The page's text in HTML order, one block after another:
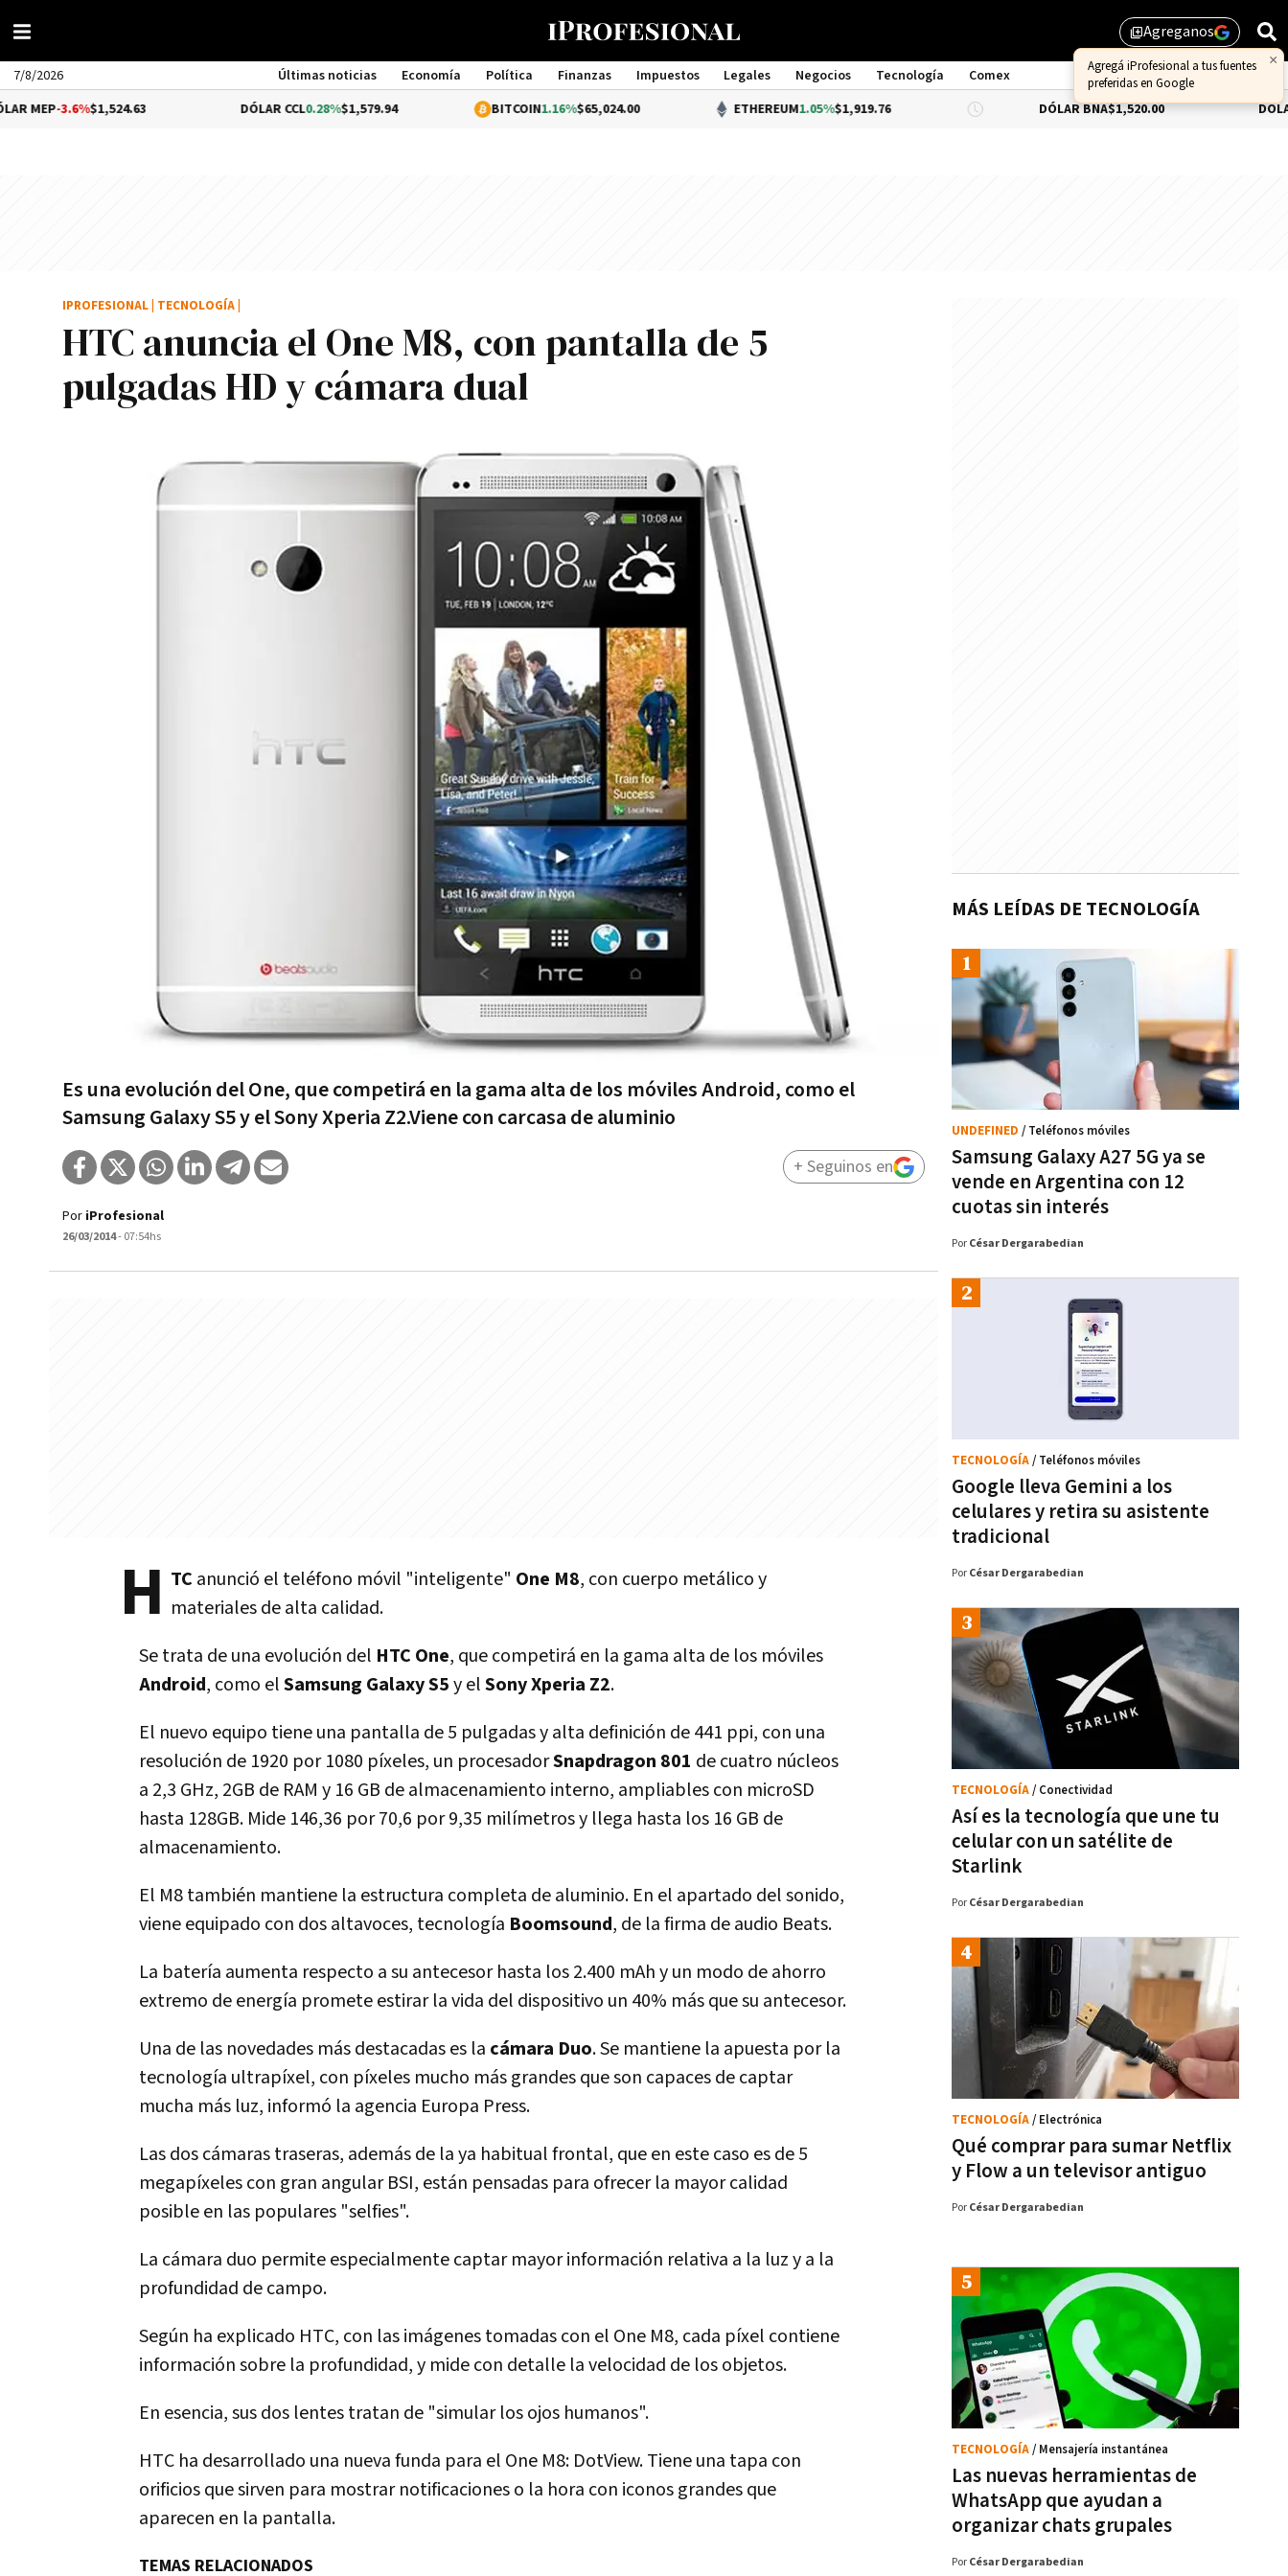
library_addAgreganos
×
Agregá iProfesional a tus fuentes
preferidas en Google
7/8/2026 Últimas noticias Economía Política Finanzas Impuestos Legales Negocios Tecnología
Comex
Management
$1,524.63 DÓLAR CCL0.28%$1,579.94 BITCOIN1.16%$65,024.00 ETHEREUM1.05%$1,919.76 DÓLAR BNA$1,520.00 DÓLAR BLUE-
HTC anuncia el One M8, con pantalla de 5
pulgadas HD y cámara dual
Es una evolución del One, que competirá en la gama alta de los móviles Android, como el
Samsung Galaxy S5 y el Sony Xperia Z2.Viene con carcasa de aluminio
IPROFESIONAL TECNOLOGÍA
Por iProfesional
26/03/2014- 07:54hs
+ Seguinos en
H TC anunció el teléfono móvil "inteligente" One M8, con cuerpo metálico y
materiales de alta calidad.
Se trata de una evolución del HTC One, que competirá en la gama alta de los móviles
Android, como elSamsung Galaxy S5y elSony Xperia Z2.
El nuevo equipo tiene una pantalla de 5 pulgadas y alta definición de 441 ppi, con una
resolución de 1920 por 1080 píxeles, un procesadorSnapdragon 801 de cuatro núcleos
a 2,3 GHz, 2GB de RAM y 16 GB de almacenamiento interno, ampliables con microSD
hasta 128GB. Mide 146,36 por 70,6 por 9,35 milímetros y llega hasta los 16 GB de
almacenamiento.
El M8 también mantiene la estructura completa de aluminio. En el apartado del sonido,
viene equipado con dos altavoces, tecnología Boomsound, de la firma de audio Beats.
La batería aumenta respecto a su antecesor hasta los 2.400 mAh y un modo de ahorro
extremo de energía promete estirar la vida del dispositivo un 40% más que su antecesor.
Una de las novedades más destacadas es la cámara Duo. Se mantiene la apuesta por la
tecnología ultrapíxel, con píxeles mucho más grandes que son capaces de captar
mucha más luz, informó la agencia Europa Press.
Las dos cámaras traseras, además de la ya habitual frontal, que en este caso es de 5
megapíxeles con gran angular BSI, están pensadas para ofrecer la mayor calidad
posible en las populares "selfies".
La cámara duo permite especialmente captar mayor información relativa a la luz y a la
profundidad de campo.
Según ha explicado HTC, con las imágenes tomadas con el One M8, cada píxel contiene
información sobre la profundidad, y mide con detalle la velocidad de los objetos.
En esencia, sus dos lentes tratan de "simular los ojos humanos".
HTC ha desarrollado una nueva funda para el One M8: DotView. Tiene una tapa con
orificios que sirven para mostrar notificaciones o la hora con iconos grandes que
aparecen en la pantalla.
TEMAS RELACIONADOS
MÁS LEÍDAS DE TECNOLOGÍA
Samsung Galaxy A27 5G ya se
vende en Argentina con 12
cuotas sin interés
UNDEFINED / Teléfonos móviles
Por César Dergarabedian
Google lleva Gemini a los
celulares y retira su asistente
tradicional
TECNOLOGÍA/ Teléfonos móviles
Por César Dergarabedian
Así es la tecnología que une tu
celular con un satélite de
Starlink
TECNOLOGÍA/ Conectividad
Por César Dergarabedian
Qué comprar para sumar Netflix
y Flow a un televisor antiguo
TECNOLOGÍA/ Electrónica
Por César Dergarabedian
Las nuevas herramientas de
WhatsApp que ayudan a
organizar chats grupales
TECNOLOGÍA/ Mensajería instantánea
Por César Dergarabedian